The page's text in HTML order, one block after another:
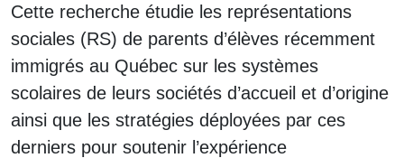
Cette recherche étudie les représentations
sociales (RS) de parents d’élèves récemment
immigrés au Québec sur les systèmes
scolaires de leurs sociétés d’accueil et d’origine
ainsi que les stratégies déployées par ces
derniers pour soutenir l’expérience